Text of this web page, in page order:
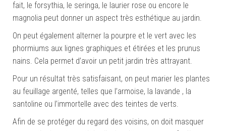
fait, le forsythia, le seringa, le laurier rose ou encore le
magnolia peut donner un aspect très esthétique au jardin.
On peut également alterner la pourpre et le vert avec les
phormiums aux lignes graphiques et étirées et les prunus
nains. Cela permet d’avoir un petit jardin très attrayant.
Pour un résultat très satisfaisant, on peut marier les plantes
au feuillage argenté, telles que l’armoise, la lavande , la
santoline ou l’immortelle avec des teintes de verts.
Afin de se protéger du regard des voisins, on doit masquer